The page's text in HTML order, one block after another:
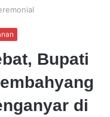
Bupati
di